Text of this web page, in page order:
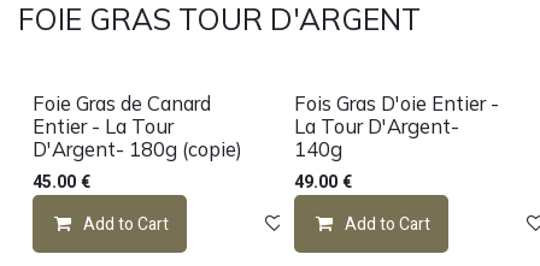
FOIE GRAS TOUR D'ARGENT
Foie Gras de Canard
Entier - La Tour
D'Argent- 180g (copie)
45.00€
Add to Cart
Add to wishlist
Fois Gras D'oie Entier -
La Tour D'Argent-
140g
49.00€
Add to Cart